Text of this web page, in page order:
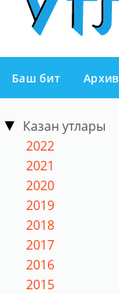
Баш бит Архив
Казан утлары
2022
2021
2020
2019
2018
2017
2016
2015